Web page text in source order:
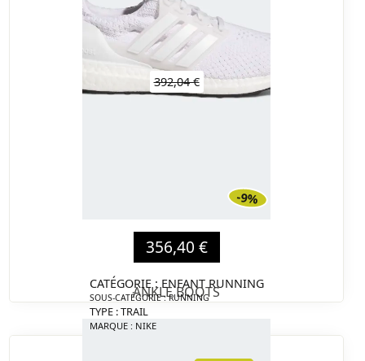
392,04 €
356,40 €
CATÉGORIE : ENFANT RUNNING
SOUS-CATÉGORIE : RUNNING
TYPE : TRAIL
MARQUE : NIKE
-9%
ANKLE BOOTS